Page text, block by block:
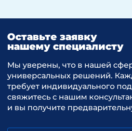
Оставьте заявку
нашему специалисту
Мы уверены, что в нашей
универсальных решений.
требует индивидуального
свяжитесь с нашим
и вы получите